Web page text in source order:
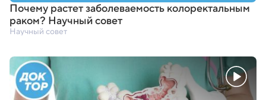
Почему растет заболеваемость колоректальным
раком? Научный совет
Научный совет